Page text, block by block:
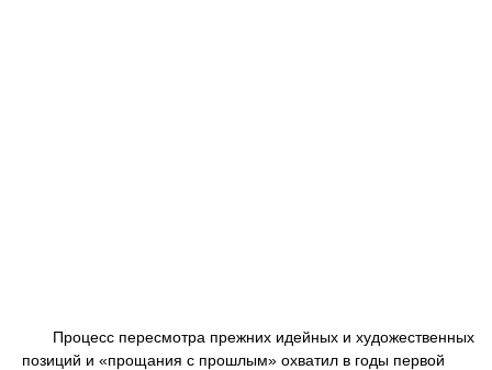
Процесс пересмотра прежних идейных и художественных
позиций и «прощания с прошлым» охватил в годы первой